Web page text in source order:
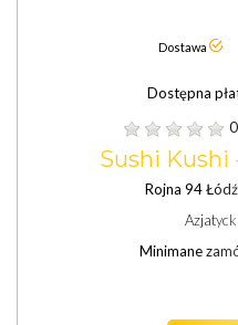
Dostawa
Dostępna
Sushi Kushi
Rojna 94
Minimane